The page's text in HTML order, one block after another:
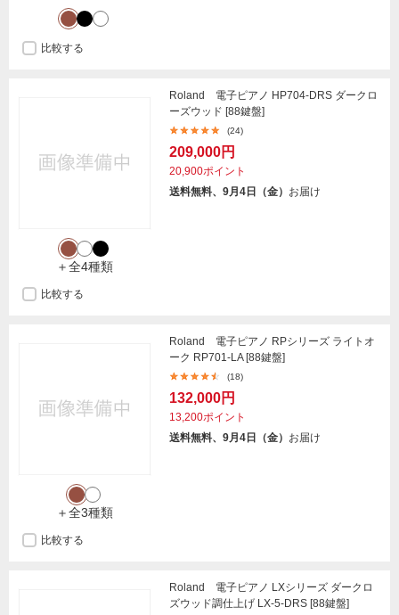
比較する
＋全4種類
Roland 電子ピアノ HP704-DRS ダークロ
ーズウッド [88鍵盤]
(24)
209,000円
20,900ポイント
送料無料、9月4日（金） お届け
比較する
＋全3種類
Roland 電子ピアノ RPシリーズ ライトオ
ーク RP701-LA [88鍵盤]
(18)
132,000円
13,200ポイント
送料無料、9月4日（金） お届け
比較する
Roland 電子ピアノ LXシリーズ ダークロ
ズウッド調仕上げ LX-5-DRS [88鍵盤]